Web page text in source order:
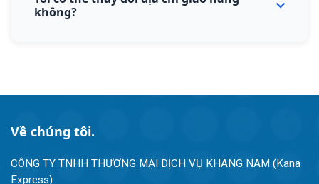
này vẫn chưa có thông tin, vui lòng liên hệ với chúng
tôi.
không?
Về chúng tôi.
CÔNG TY TNHH THƯƠNG MẠI DỊCH VỤ KHANG NAM (Kana
Express)